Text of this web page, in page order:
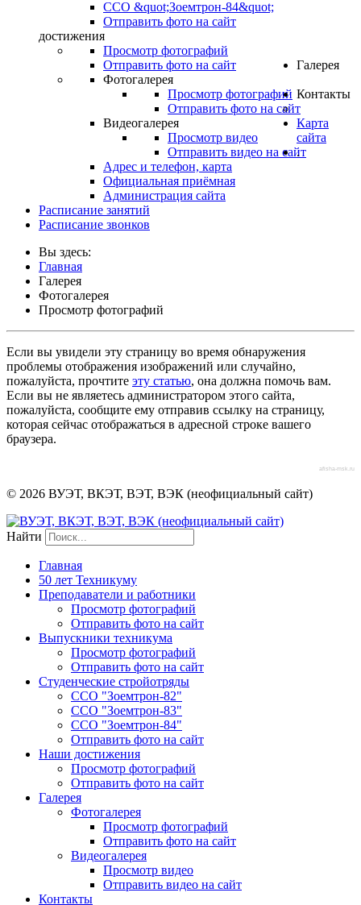
ССО &quot;Зоемтрон-84&quot;
Отправить фото на сайт
достижения
Просмотр фотографий
Отправить фото на сайт
Галерея
Фотогалерея
Просмотр фотографий
Отправить фото на сайт
Видеогалерея
Просмотр видео
Отправить видео на сайт
Контакты
Адрес и телефон, карта
Официальная приёмная
Администрация сайта
Карта
сайта
.
Расписание занятий
Расписание звонков
Вы здесь:
Главная
Галерея
Фотогалерея
Просмотр фотографий
Если вы увидели эту страницу во время обнаружения
проблемы отображения изображений или случайно,
пожалуйста, прочтите эту статью, она должна помочь вам.
Если вы не являетесь администратором этого сайта,
пожалуйста, сообщите ему отправив ссылку на страницу,
которая сейчас отображаться в адресной строке вашего
браузера.
afisha-msk.ru
© 2026 ВУЭТ, ВКЭТ, ВЭТ, ВЭК (неофициальный сайт)
Найти
Главная
50 лет Техникуму
Преподаватели и работники
Просмотр фотографий
Отправить фото на сайт
Выпускники техникума
Просмотр фотографий
Отправить фото на сайт
Студенческие стройотряды
ССО "Зоемтрон-82"
ССО "Зоемтрон-83"
ССО "Зоемтрон-84"
Отправить фото на сайт
Наши достижения
Просмотр фотографий
Отправить фото на сайт
Галерея
Фотогалерея
Просмотр фотографий
Отправить фото на сайт
Видеогалерея
Просмотр видео
Отправить видео на сайт
Контакты